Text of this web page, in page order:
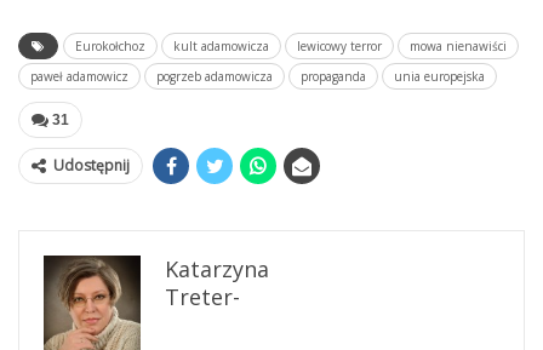
Eurokołchoz kult adamowicza lewicowy terror
mowa nienawiści
paweł adamowicz
pogrzeb adamowicza propaganda unia europejska
31
Udostępnij
Katarzyna
Treter-